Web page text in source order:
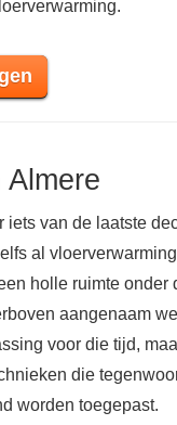
iets van de laatste
al
holle ruimte onder
aangenaam
voor die tijd,
die
worden toegepast.